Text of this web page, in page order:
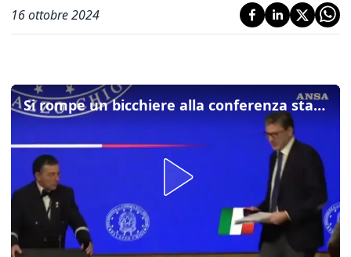
16 ottobre 2024
Si rompe un bicchiere alla conferenza stampa sulla manovra, Giorgetti: "Porta bene?"